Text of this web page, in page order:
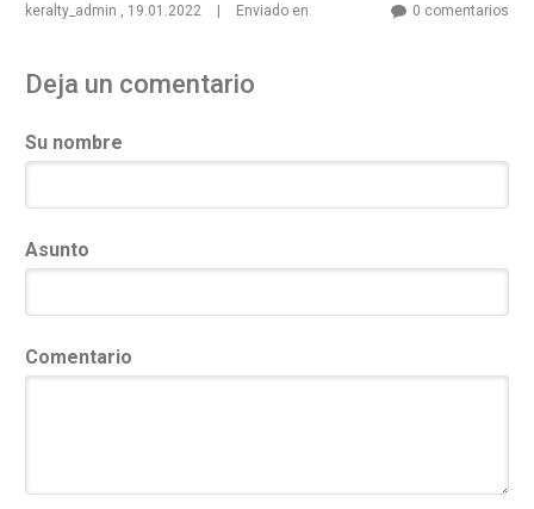
keralty_admin , 19.01.2022 Enviado en 0 comentarios
Deja un comentario
Su nombre
Asunto
Comentario